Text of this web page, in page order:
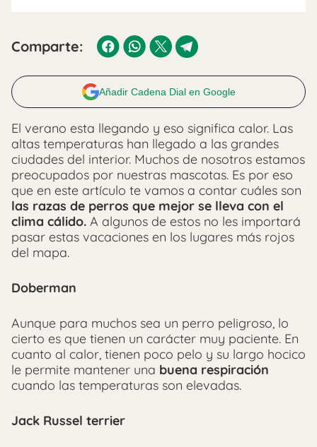
Comparte:
Añadir Cadena Dial en Google
El verano esta llegando y eso significa calor. Las
altas temperaturas han llegado a las grandes
ciudades del interior. Muchos de nosotros estamos
preocupados por nuestras mascotas. Es por eso
que en este artículo te vamos a contar cuáles son
las razas de perros que mejor se lleva con el
clima cálido. A algunos de estos no les importará
pasar estas vacaciones en los lugares más rojos
del mapa.
Doberman
Aunque para muchos sea un perro peligroso, lo
cierto es que tienen un carácter muy paciente. En
cuanto al calor, tienen poco pelo y su largo hocico
le permite mantener una buena respiración
cuando las temperaturas son elevadas.
Jack Russel terrier